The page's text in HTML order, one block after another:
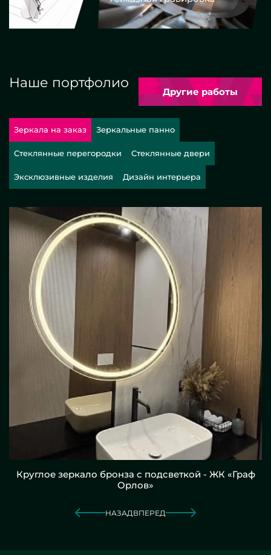
Наше портфолио
Другие работы
Зеркала на заказ Зеркальные панно
Стеклянные перегородки Стеклянные двери
Эксклюзивные изделия Дизайн интерьера
Круглое зеркало бронза с подсветкой - ЖК «Граф
Орлов»
НАЗАД ВПЕРЕД